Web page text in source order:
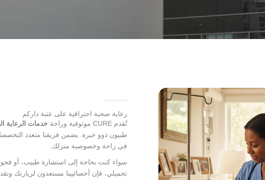
رعاية صحية احترافية على عتبة داركم
تُقدم CURE موثوقية وراحة
خدمات الرعاية
طبيون ذوو خبرة. يضمن فريقنا متعدد
في راحة وخصوصية منزلك.
سواء كنت بحاجة إلى استشارة طبيب، أو
تجميلي، فإن أخصائيينا مستعدون لزيارتك